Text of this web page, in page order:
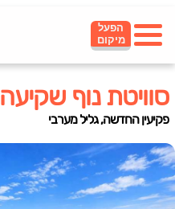
הפעל
מיקום
סוויטת נוף שקיעה
פקיעין החדשה, גליל מערבי